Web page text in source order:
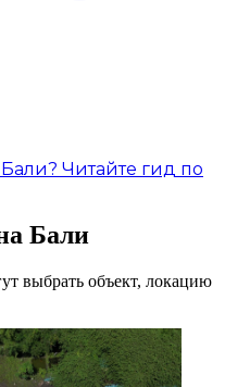
Читайте гид по
Бали
выбрать объект, локацию